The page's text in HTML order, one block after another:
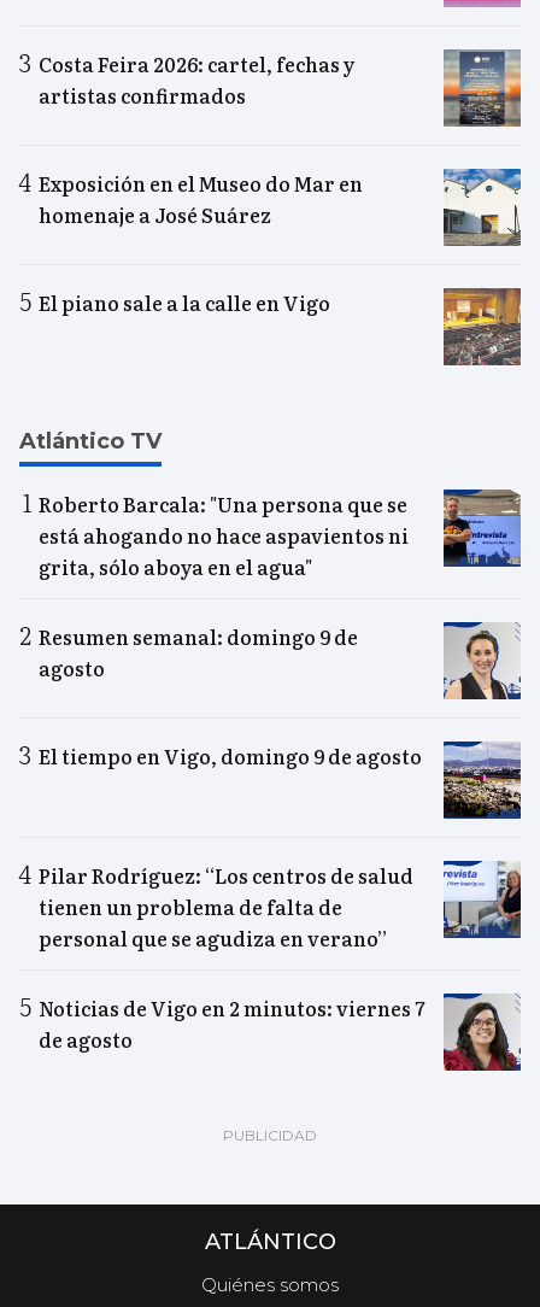
Costa Feira 2026: cartel, fechas y
artistas confirmados
Exposición en el Museo do Mar en
homenaje a José Suárez
El piano sale a la calle en Vigo
Atlántico TV
Roberto Barcala: "Una persona que se
está ahogando no hace aspavientos ni
grita, sólo aboya en el agua"
Resumen semanal: domingo 9 de
agosto
El tiempo en Vigo, domingo 9 de agosto
Pilar Rodríguez: “Los centros de salud
tienen un problema de falta de
personal que se agudiza en verano”
Noticias de Vigo en 2 minutos: viernes 7
de agosto
ATLÁNTICO
Quiénes somos